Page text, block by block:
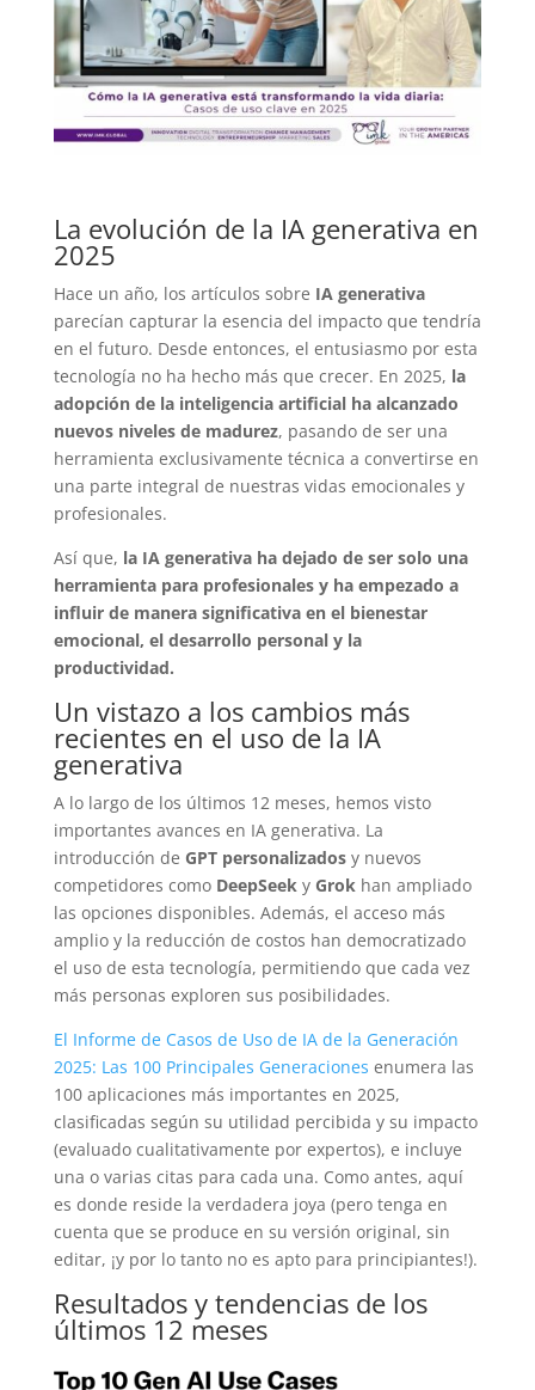
La evolución de la IA generativa en
2025
Hace un año, los artículos sobre IA generativa
parecían capturar la esencia del impacto que tendría
en el futuro. Desde entonces, el entusiasmo por esta
tecnología no ha hecho más que crecer. En 2025, la
adopción de la inteligencia artificial ha alcanzado
nuevos niveles de madurez, pasando de ser una
herramienta exclusivamente técnica a convertirse en
una parte integral de nuestras vidas emocionales y
profesionales.
Así que, la IA generativa ha dejado de ser solo una
herramienta para profesionales y ha empezado a
influir de manera significativa en el bienestar
emocional, el desarrollo personal y la
productividad.
Un vistazo a los cambios más
recientes en el uso de la IA
generativa
A lo largo de los últimos 12 meses, hemos visto
importantes avances en IA generativa. La
introducción de GPT personalizadosy nuevos
competidores como DeepSeeky Grokhan ampliado
las opciones disponibles. Además, el acceso más
amplio y la reducción de costos han democratizado
el uso de esta tecnología, permitiendo que cada vez
más personas exploren sus posibilidades.
El Informe de Casos de Uso de IA de la Generación
2025: Las 100 Principales Generaciones enumera las
100 aplicaciones más importantes en 2025,
clasificadas según su utilidad percibida y su impacto
(evaluado cualitativamente por expertos), e incluye
una o varias citas para cada una. Como antes, aquí
es donde reside la verdadera joya (pero tenga en
cuenta que se produce en su versión original, sin
editar, ¡y por lo tanto no es apto para principiantes!).
Resultados y tendencias de los
últimos 12 meses